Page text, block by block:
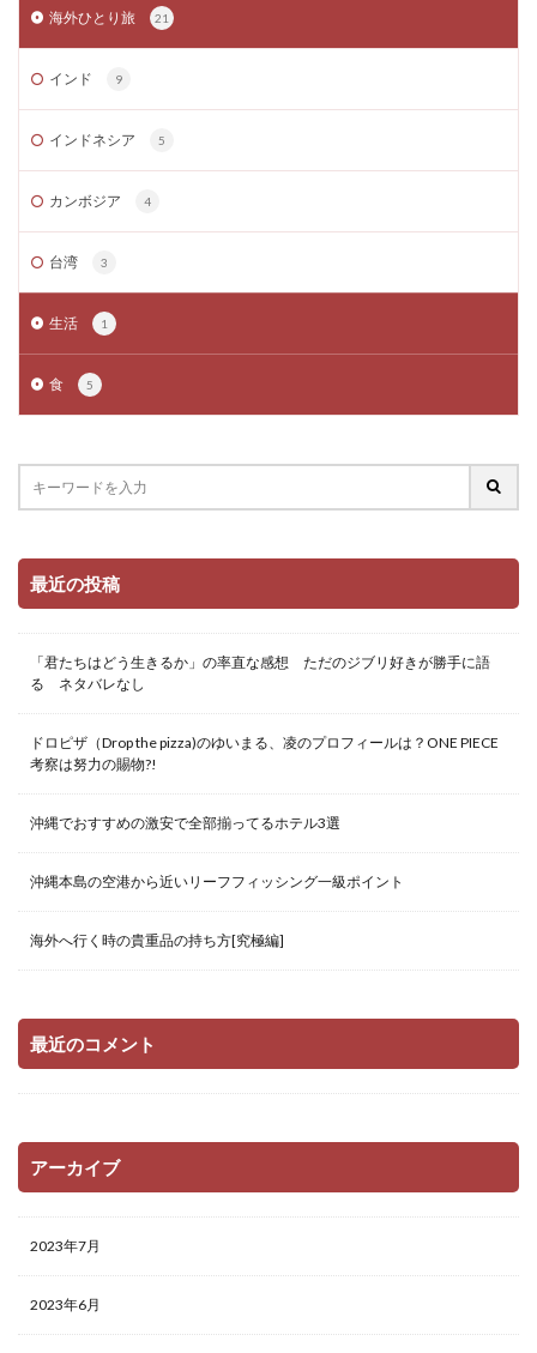
海外ひとり旅 21
インド 9
インドネシア 5
カンボジア 4
台湾 3
生活 1
食 5
最近の投稿
「君たちはどう生きるか」の率直な感想 ただのジブリ好きが勝手に語
る ネタバレなし
ドロピザ（Drop the pizza)のゆいまる、凌のプロフィールは？ONE PIECE
考察は努力の賜物?!
沖縄でおすすめの激安で全部揃ってるホテル3選
沖縄本島の空港から近いリーフフィッシング一級ポイント
海外へ行く時の貴重品の持ち方[究極編]
最近のコメント
アーカイブ
2023年7月
2023年6月